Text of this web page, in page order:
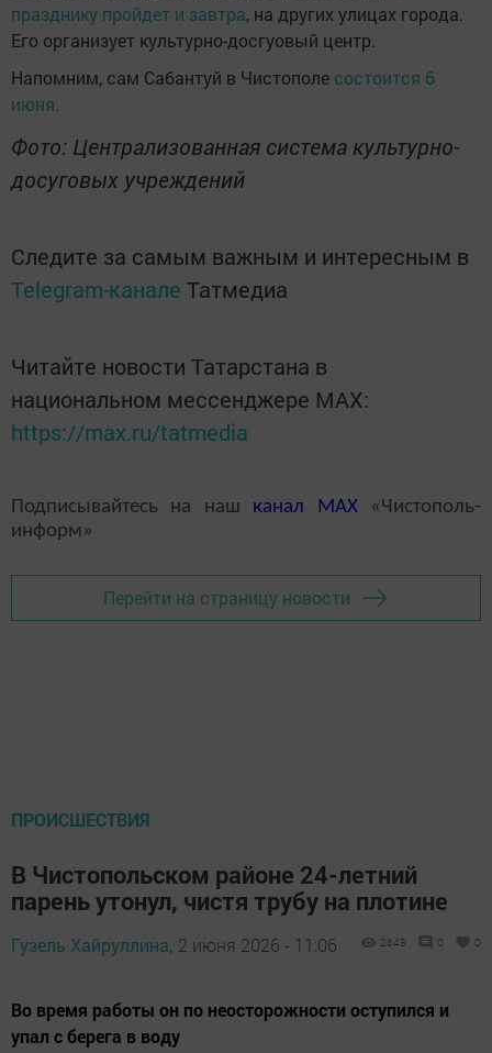
празднику пройдет и завтра, на других улицах города.
Его организует культурно-досгуовый центр.
Напомним, сам Сабантуй в Чистополе состоится 6
июня.
Фото: Централизованная система культурно-
досуговых учреждений
Следите за самым важным и интересным в
Telegram-канале Татмедиа
Читайте новости Татарстана в
национальном мессенджере MАХ:
https://max.ru/tatmedia
Подписывайтесь на наш канал MAX«Чистополь-
информ»
Перейти на страницу новости
ПРОИСШЕСТВИЯ
В Чистопольском районе 24-летний
парень утонул, чистя трубу на плотине
Гузель Хайруллина, 2 июня 2026 - 11:06 2643 0 0
Во время работы он по неосторожности оступился и
упал с берега в воду